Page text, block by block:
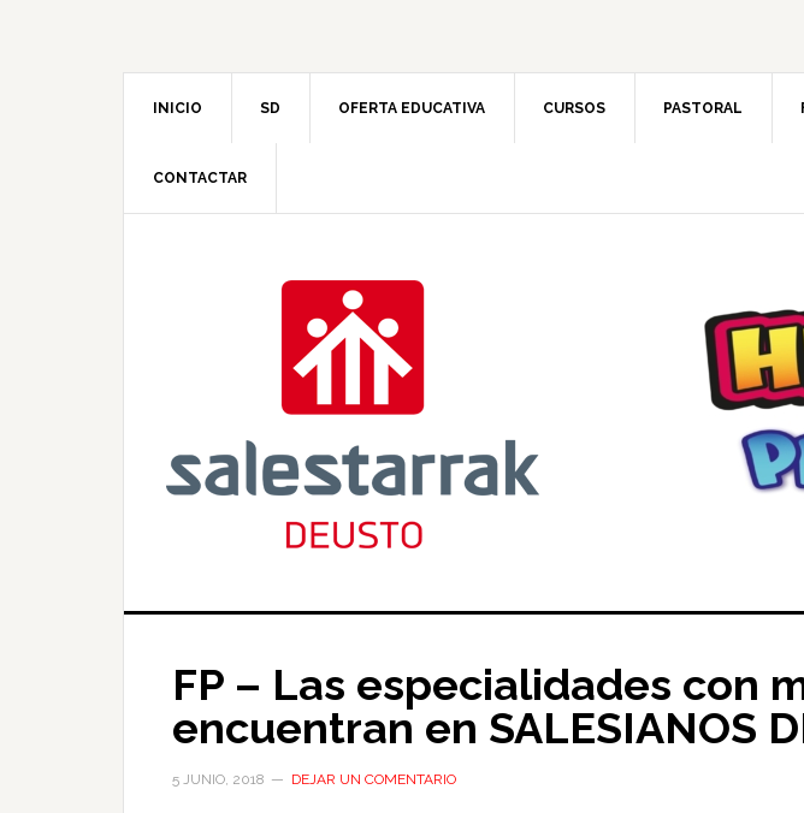
INICIO SD OFERTA EDUCATIVA CURSOS PASTORAL
CONTACTAR
FP – Las especialidades con
encuentran en SALESIANOS
5 JUNIO, 2018 DEJAR UN COMENTARIO